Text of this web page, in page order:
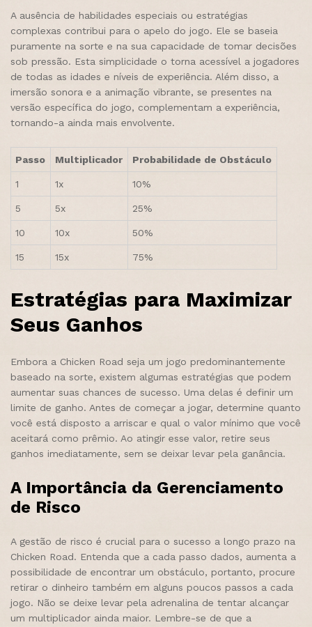
A ausência de habilidades especiais ou estratégias
complexas contribui para o apelo do jogo. Ele se baseia
puramente na sorte e na sua capacidade de tomar decisões
sob pressão. Esta simplicidade o torna acessível a jogadores
de todas as idades e níveis de experiência. Além disso, a
imersão sonora e a animação vibrante, se presentes na
versão específica do jogo, complementam a experiência,
tornando-a ainda mais envolvente.
Passo Multiplicador Probabilidade de Obstáculo
1 1x 10%
5 5x 25%
10 10x 50%
15 15x 75%
Estratégias para Maximizar
Seus Ganhos
Embora a Chicken Road seja um jogo predominantemente
baseado na sorte, existem algumas estratégias que podem
aumentar suas chances de sucesso. Uma delas é definir um
limite de ganho. Antes de começar a jogar, determine quanto
você está disposto a arriscar e qual o valor mínimo que você
aceitará como prêmio. Ao atingir esse valor, retire seus
ganhos imediatamente, sem se deixar levar pela ganância.
A Importância da Gerenciamento
de Risco
A gestão de risco é crucial para o sucesso a longo prazo na
Chicken Road. Entenda que a cada passo dados, aumenta a
possibilidade de encontrar um obstáculo, portanto, procure
retirar o dinheiro também em alguns poucos passos a cada
jogo. Não se deixe levar pela adrenalina de tentar alcançar
um multiplicador ainda maior. Lembre-se de que a